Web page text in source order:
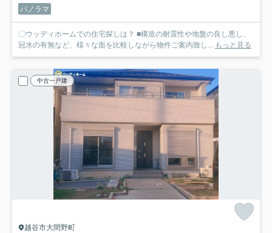
パノラマ
〇ウッディホームでの住宅探しは？ ■構造の耐震性や地盤の良し悪し、
冠水の有無など、様々な面を比較しながら物件ご案内致し... もっと見る
中古一戸建
越谷市大間野町